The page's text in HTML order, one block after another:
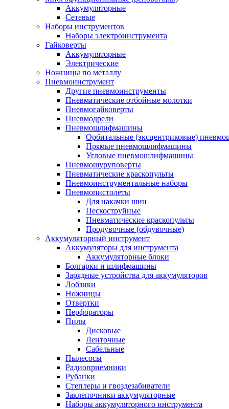
Аккумуляторные
Сетевые
Наборы инструментов
Наборы электроинструмента
Гайковерты
Аккумуляторные
Электрические
Ножницы по металлу
Пневмоинструмент
Другие пневмоинструменты
Пневматические отбойные молотки
Пневмогайковерты
Пневмодрели
Пневмошлифмашины
Орбитальные (эксцентриковые)
Прямые пневмошлифмашины
Угловые пневмошлифмашины
Пневмошуруповерты
Пневматические краскопульты
Пневмоинструментальные наборы
Пневмопистолеты
Для накачки шин
Пескоструйные
Пневматические краскопульты
Продувочные (обдувочные)
Аккумуляторный инструмент
Аккумуляторы для инструмента
Аккумуляторные блоки
Болгарки и шлифмашины
Зарядные устройства для аккумуляторов
Лобзики
Ножницы
Отвертки
Перфораторы
Пилы
Дисковые
Ленточные
Сабельные
Пылесосы
Радиоприемники
Рубанки
Степлеры и гвоздезабиватели
Заклепочники аккумуляторные
Наборы аккумуляторного инструмента